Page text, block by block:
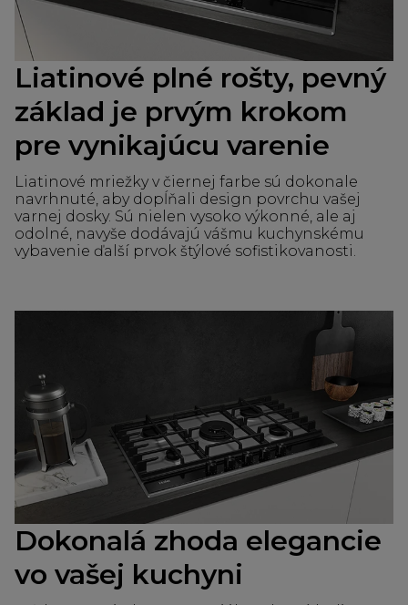
Liatinové plné rošty, pevný
základ je prvým krokom
pre vynikajúcu varenie
Liatinové mriežky v čiernej farbe sú dokonale
navrhnuté, aby dopĺňali design povrchu vašej
varnej dosky. Sú nielen vysoko výkonné, ale aj
odolné, navyše dodávajú vášmu kuchynskému
vybavenie ďalší prvok štýlové sofistikovanosti.
Dokonalá zhoda elegancie
vo vašej kuchyni